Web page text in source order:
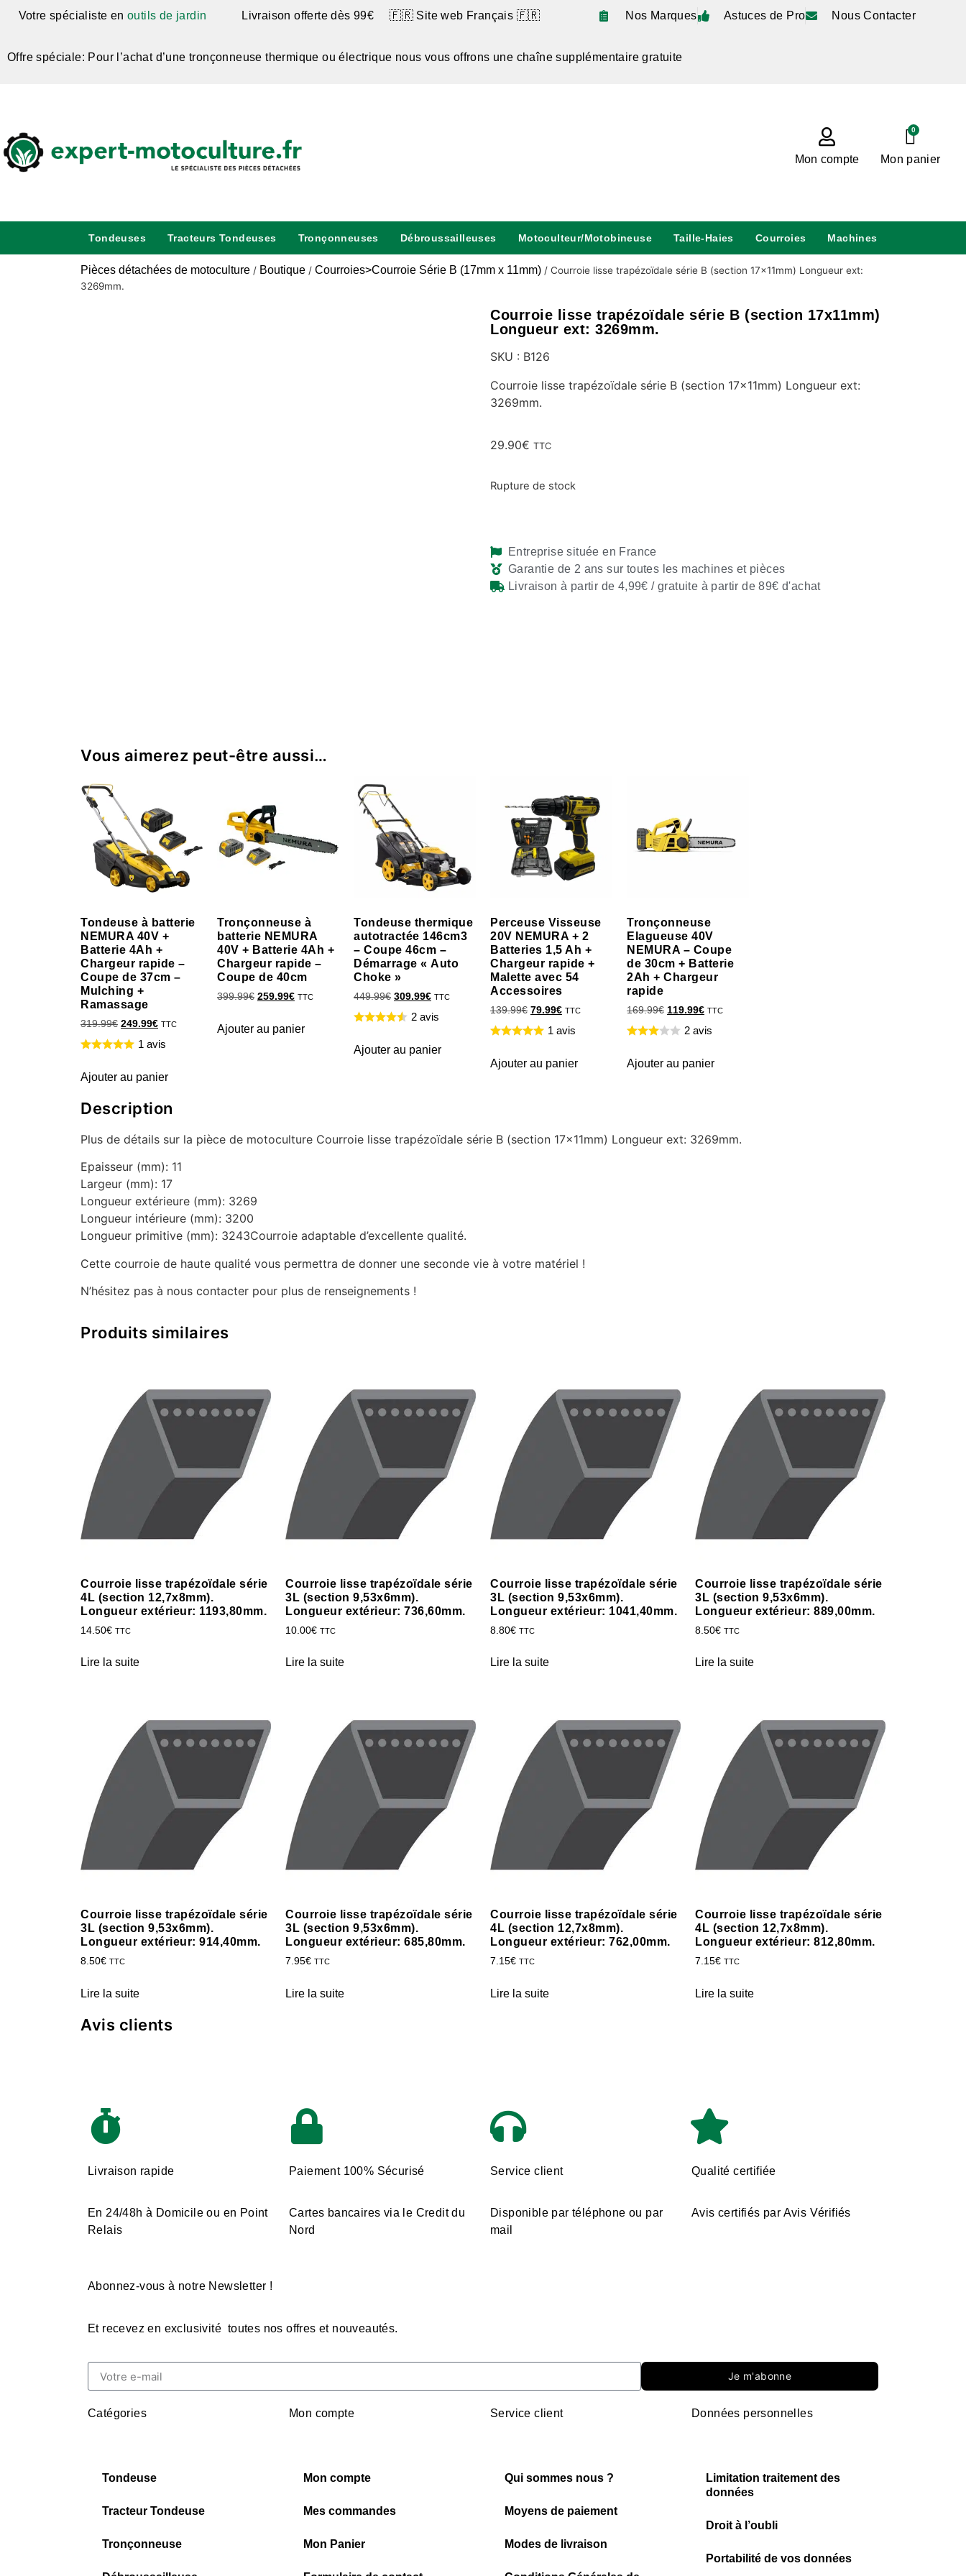
Votre spécialiste en outils de jardin Livraison offerte dès 99€ 🇫🇷 Site web Français 🇫🇷 Nos Marques Astuces de Pro Nous Contacter
Offre spéciale: Pour l’achat d’une tronçonneuse thermique ou électrique nous vous offrons une chaîne supplémentaire gratuite
Mon compte
0
Mon panier
Tondeuses Tracteurs Tondeuses Tronçonneuses Débroussailleuses Motoculteur/Motobineuse Taille-Haies Courroies Machines
Pièces détachées de motoculture / Boutique / Courroies>Courroie Série B (17mm x 11mm) / Courroie lisse trapézoïdale série B (section 17x11mm) Longueur ext:
3269mm.
Courroie lisse trapézoïdale série B (section 17x11mm)
Longueur ext: 3269mm.
SKU : B126
Courroie lisse trapézoïdale série B (section 17x11mm) Longueur ext:
3269mm.
29.90€ TTC
Rupture de stock
Entreprise située en France
Garantie de 2 ans sur toutes les machines et pièces
Livraison à partir de 4,99€ / gratuite à partir de 89€ d'achat
Vous aimerez peut-être aussi…
Tondeuse à batterie
NEMURA 40V +
Batterie 4Ah +
Chargeur rapide –
Coupe de 37cm –
Mulching +
Ramassage
319.99€ 249.99€ TTC
1 avis
Ajouter au panier
Tronçonneuse à
batterie NEMURA
40V + Batterie 4Ah +
Chargeur rapide –
Coupe de 40cm
399.99€ 259.99€ TTC
Ajouter au panier
Tondeuse thermique
autotractée 146cm3
– Coupe 46cm –
Démarrage « Auto
Choke »
449.99€ 309.99€ TTC
2 avis
Ajouter au panier
Perceuse Visseuse
20V NEMURA + 2
Batteries 1,5 Ah +
Chargeur rapide +
Malette avec 54
Accessoires
139.99€ 79.99€ TTC
1 avis
Ajouter au panier
Tronçonneuse
Elagueuse 40V
NEMURA – Coupe
de 30cm + Batterie
2Ah + Chargeur
rapide
169.99€ 119.99€ TTC
2 avis
Ajouter au panier
Description
Plus de détails sur la pièce de motoculture Courroie lisse trapézoïdale série B (section 17x11mm) Longueur ext: 3269mm.
Epaisseur (mm): 11
Largeur (mm): 17
Longueur extérieure (mm): 3269
Longueur intérieure (mm): 3200
Longueur primitive (mm): 3243Courroie adaptable d’excellente qualité.
Cette courroie de haute qualité vous permettra de donner une seconde vie à votre matériel !
N’hésitez pas à nous contacter pour plus de renseignements !
Produits similaires
Courroie lisse trapézoïdale série
4L (section 12,7x8mm).
Longueur extérieur: 1193,80mm.
14.50€ TTC
Lire la suite
Courroie lisse trapézoïdale série
3L (section 9,53x6mm).
Longueur extérieur: 736,60mm.
10.00€ TTC
Lire la suite
Courroie lisse trapézoïdale série
3L (section 9,53x6mm).
Longueur extérieur: 1041,40mm.
8.80€ TTC
Lire la suite
Courroie lisse trapézoïdale série
3L (section 9,53x6mm).
Longueur extérieur: 889,00mm.
8.50€ TTC
Lire la suite
Courroie lisse trapézoïdale série
3L (section 9,53x6mm).
Longueur extérieur: 914,40mm.
8.50€ TTC
Lire la suite
Courroie lisse trapézoïdale série
3L (section 9,53x6mm).
Longueur extérieur: 685,80mm.
7.95€ TTC
Lire la suite
Courroie lisse trapézoïdale série
4L (section 12,7x8mm).
Longueur extérieur: 762,00mm.
7.15€ TTC
Lire la suite
Courroie lisse trapézoïdale série
4L (section 12,7x8mm).
Longueur extérieur: 812,80mm.
7.15€ TTC
Lire la suite
Avis clients
Livraison rapide
En 24/48h à Domicile ou en Point
Relais
Paiement 100% Sécurisé
Cartes bancaires via le Credit du
Nord
Service client
Disponible par téléphone ou par
mail
Qualité certifiée
Avis certifiés par Avis Vérifiés
Abonnez-vous à notre Newsletter !
Et recevez en exclusivité toutes nos offres et nouveautés.
Je m'abonne
Catégories
Tondeuse
Tracteur Tondeuse
Tronçonneuse
Mon compte
Mon compte
Mes commandes
Mon Panier
Service client
Qui sommes nous ?
Moyens de paiement
Modes de livraison
Données personnelles
Limitation traitement des
données
Droit à l’oubli
Portabilité de vos données